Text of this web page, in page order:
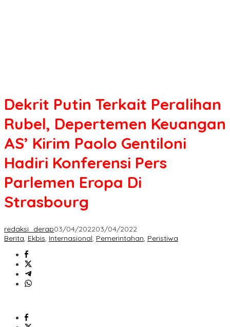
Dekrit Putin Terkait Peralihan
Rubel, Depertemen Keuangan
AS’ Kirim Paolo Gentiloni
Hadiri Konferensi Pers
Parlemen Eropa Di
Strasbourg
redaksi_derap03/04/202203/04/2022
Berita, Ekbis, Internasional, Pemerintahan, Peristiwa